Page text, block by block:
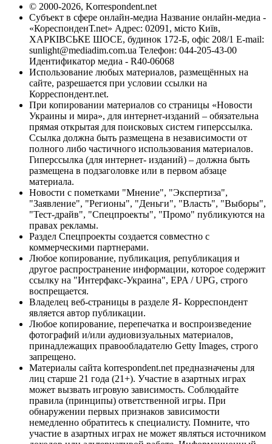
© 2000-2026, Korrespondent.net
Субъект в сфере онлайн-медиа Название онлайн-медиа -
«КореспонденТ.net» Адрес: 02091, місто Київ,
ХАРКІВСЬКЕ ШОСЕ, будинок 172-Б, офіс 208/1 E-mail:
sunlight@mediadim.com.ua Телефон: 044-205-43-00
Идентификатор медиа - R40-06068
Использование любых материалов, размещённых на
сайте, разрешается при условии ссылки на
Корреспондент.net.
При копировании материалов со страницы «Новости
Украины и мира», для интернет-изданий – обязательна
прямая открытая для поисковых систем гиперссылка.
Ссылка должна быть размещена в независимости от
полного либо частичного использования материалов.
Гиперссылка (для интернет- изданий) – должна быть
размещена в подзаголовке или в первом абзаце
материала.
Новости с пометками "Мнение", "Экспертиза",
"Заявление", "Регионы", "Деньги", "Власть", "Выборы",
"Тест-драйв", "Спецпроекты", "Промо" публикуются на
правах рекламы.
Раздел Спецпроекты создается совместно с
коммерческими партнерами.
Любое копирование, публикация, републикация и
другое распространение информации, которое содержит
ссылку на "Интерфакс-Украина", EPA / UPG, строго
воспрещается.
Владелец веб-страницы в разделе Я- Корреспондент
является автор публикации.
Любое копирование, перепечатка и воспроизведение
фотографий и/или аудиовизуальных материалов,
принадлежащих правообладателю Getty Images, строго
запрещено.
Материалы сайта korrespondent.net предназначены для
лиц старше 21 года (21+). Участие в азартных играх
может вызвать игровую зависимость. Соблюдайте
правила (принципы) ответственной игры. При
обнаружении первых признаков зависимости
немедленно обратитесь к специалисту. Помните, что
участие в азартных играх не может являться источником